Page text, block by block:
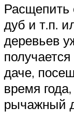
Расщепить
дуб и т.п.
деревьев
даче,
время
рычажный